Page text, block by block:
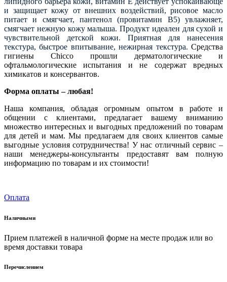
и защищает кожу от внешних воздействий, рисовое масло
питает и смягчает, пантенол (провитамин B5) увлажняет,
смягчает нежную кожу малыша. Продукт идеален для сухой и
чувствительной детской кожи. Приятная для нанесения
текстура, быстрое впитывание, нежирная текстура. Средства
гигиены Chicco прошли дерматологические и
офтальмологические испытания и не содержат вредных
химикатов и консервантов.
Форма оплаты – любая!
Наша компания, обладая огромным опытом в работе и
общении с клиентами, предлагает вашему вниманию
множество интересных и выгодных предложений по товарам
для детей и мам. Мы предлагаем для своих клиентов самые
выгодные условия сотрудничества! У нас отличный сервис –
наши менеджеры-консультанты предоставят вам полную
информацию по товарам и их стоимости!
Оплата
Наличными
Прием платежей в наличной форме на месте продаж или во
время доставки товара
Перечислением